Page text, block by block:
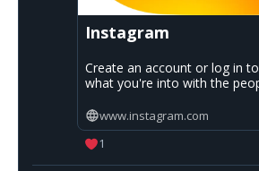
Instagram
Create an account or log in
what you're into with the
www.instagram.com
1